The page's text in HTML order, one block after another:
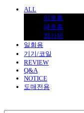
ALL
입호흡
폐호흡
첨가제
일회용
기기/코일
REVIEW
Q&A
NOTICE
도매전용